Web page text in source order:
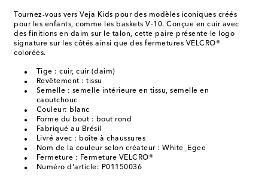
Tournez-vous vers Veja Kids pour des modèles iconiques créés
pour les enfants, comme les baskets V-10. Conçue en cuir avec
des finitions en daim sur le talon, cette paire présente le logo
signature sur les côtés ainsi que des fermetures VELCRO®
colorées.
Tige : cuir, cuir (daim)
Revêtement : tissu
Semelle : semelle intérieure en tissu, semelle en
caoutchouc
Couleur: blanc
Forme du bout : bout rond
Fabriqué au Brésil
Livré avec : boîte à chaussures
Nom de la couleur selon créateur : White_Egee
Fermeture : Fermeture VELCRO®
Numéro d'article: P01150036